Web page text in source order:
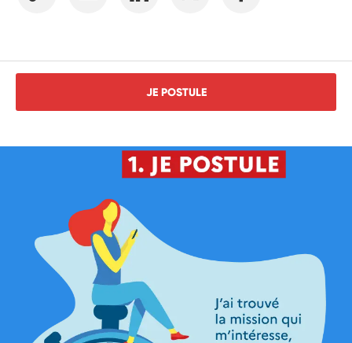
JE POSTULE